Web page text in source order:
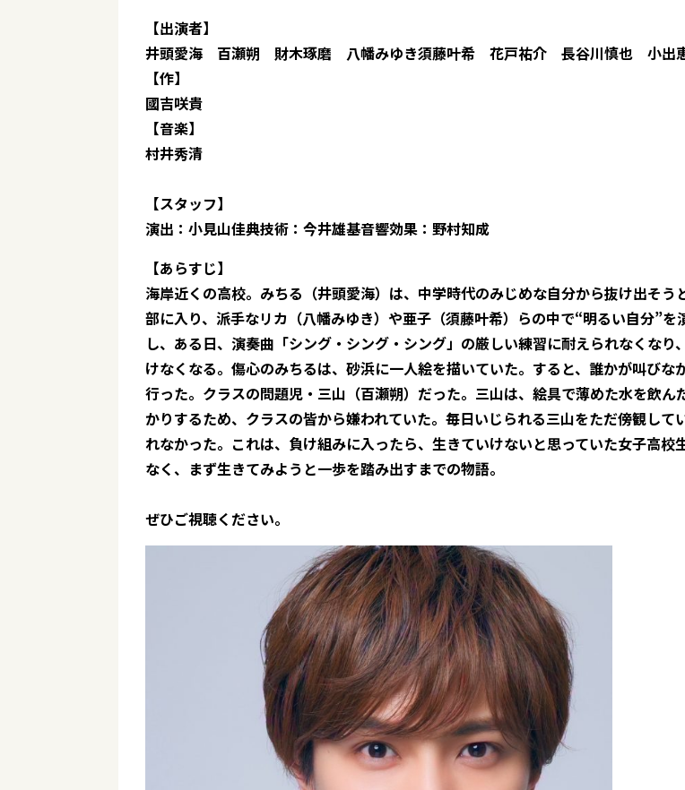
【出演者】
井頭愛海 百瀬朔 財木琢磨 八幡みゆき須藤叶希 花戸祐介 長谷川慎也 小出
【作】
國吉咲貴
【音楽】
村井秀清
【スタッフ】
演出：小見山佳典技術：今井雄基音響効果：野村知成
【あらすじ】
海岸近くの高校。みちる（井頭愛海）は、中学時代のみじめな自分から抜け出そう
部に入り、派手なリカ（八幡みゆき）や亜子（須藤叶希）らの中で“明るい自分”を
し、ある日、演奏曲「シング・シング・シング」の厳しい練習に耐えられなくなり
けなくなる。傷心のみちるは、砂浜に一人絵を描いていた。すると、誰かが叫びな
行った。クラスの問題児・三山（百瀬朔）だった。三山は、絵具で薄めた水を飲ん
かりするため、クラスの皆から嫌われていた。毎日いじられる三山をただ傍観して
れなかった。これは、負け組みに入ったら、生きていけないと思っていた女子高校
なく、まず生きてみようと一歩を踏み出すまでの物語。
ぜひご視聴ください。